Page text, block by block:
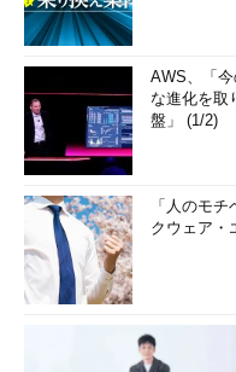
AWS、「
な進化を取
盤」 (1/2)
「人のモ
クウェア・